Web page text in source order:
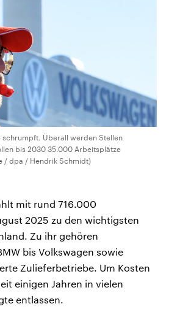
schrumpft. Überall werden Stellen
bis 2030 35.000 Arbeitsplätze
/ dpa / Hendrik Schmidt)
mit rund 716.000
2025 zu den wichtigsten
Zu ihr gehören
bis Volkswagen sowie
Zulieferbetriebe. Um Kosten
einigen Jahren in vielen
entlassen.